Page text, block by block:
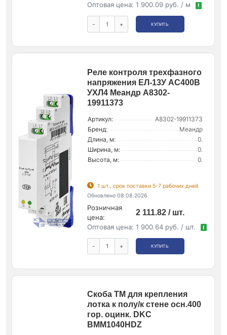
Оптовая цена: 1 900.09 руб. / м !
- + КУПИТЬ
Реле контроля трехфазного
напряжения ЕЛ-13У AC400В
УХЛ4 Меандр A8302-
19911373
Артикул:
A8302-19911373
Бренд:
Меандр
Длина, м:
0.
Ширина, м:
0.
Высота, м:
0.
1 шт., срок поставки 5-7 рабочих дней
Обновлено 08.08.2026
Розничная
цена:
2 111.82 / шт.
Оптовая цена: 1 900.64 руб. / шт. !
- + КУПИТЬ
Скоба TM для крепления
лотка к полу/к стене осн.400
гор. оцинк. DKC
BMM1040HDZ